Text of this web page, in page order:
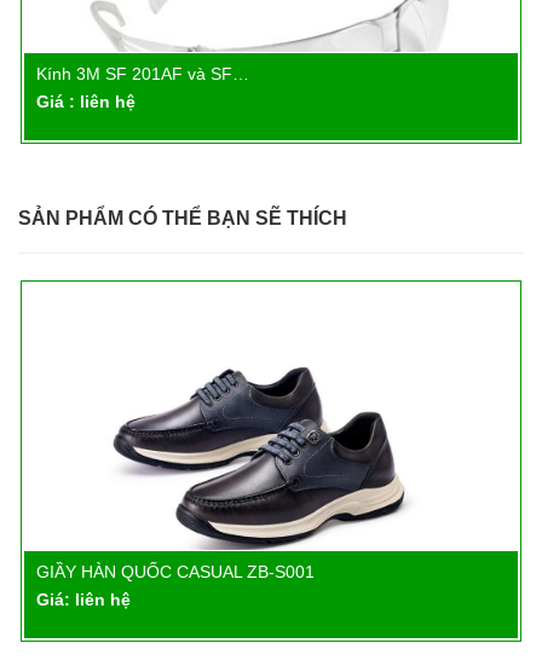
Kính 3M SF 201AF và SF…
Giá : liên hệ
SẢN PHẨM CÓ THỂ BẠN SẼ THÍCH
Chi tiết
GIẦY HÀN QUỐC CASUAL ZB-S001
Giá: liên hệ